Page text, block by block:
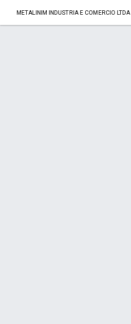
METALINIM INDUSTRIA E COMERCIO LTDA